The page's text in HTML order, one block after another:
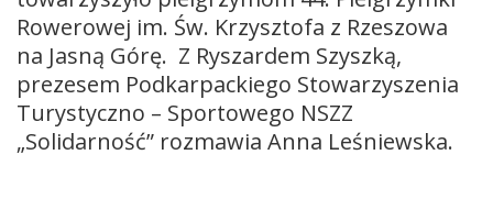
Rowerowej im. Św. Krzysztofa z Rzeszowa
na Jasną Górę. Z Ryszardem Szyszką,
prezesem Podkarpackiego Stowarzyszenia
Turystyczno – Sportowego NSZZ
„Solidarność” rozmawia Anna Leśniewska.